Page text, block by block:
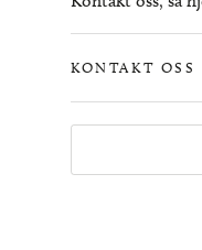
KONTAKT OSS